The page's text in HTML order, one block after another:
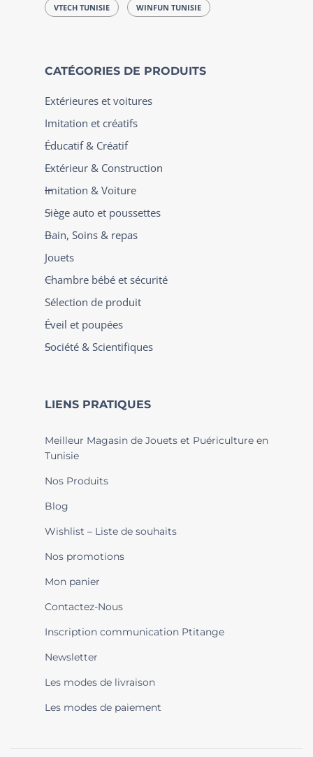
VTECH TUNISIE WINFUN TUNISIE
CATÉGORIES DE PRODUITS
Extérieures et voitures
Imitation et créatifs
Éducatif & Créatif
Extérieur & Construction
Imitation & Voiture
Siège auto et poussettes
Bain, Soins & repas
Jouets
Chambre bébé et sécurité
Sélection de produit
Éveil et poupées
Société & Scientifiques
LIENS PRATIQUES
Meilleur Magasin de Jouets et Puériculture en
Tunisie
Nos Produits
Blog
Wishlist – Liste de souhaits
Nos promotions
Mon panier
Contactez-Nous
Inscription communication Ptitange
Newsletter
Les modes de livraison
Les modes de paiement